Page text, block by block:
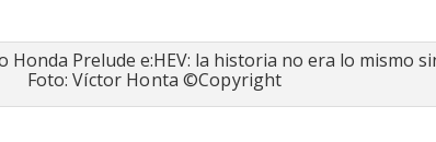
Foto: Víctor Honta ©Copyright